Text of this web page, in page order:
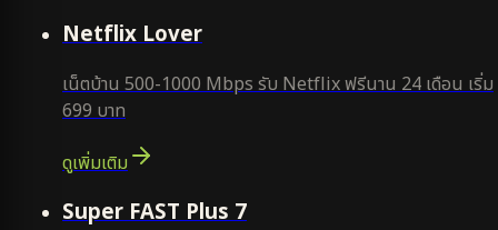
Netflix Lover
เน็ตบ้าน 500-1000 Mbps รับ Netflix ฟรีนาน 24 เดือน เริ่ม
699 บาท
ดูเพิ่มเติม
Super FAST Plus 7